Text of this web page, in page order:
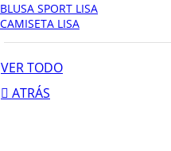
BLUSA SPORT LISA
CAMISETA LISA
VER TODO
ATRÁS